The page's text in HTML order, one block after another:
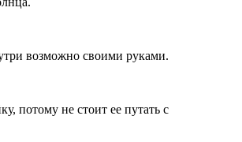
возможно своими руками.
потому не стоит ее путать с